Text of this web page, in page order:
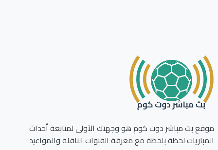
بث مباشر دوت كوم هو وجهتك الأولى لمتابعة أحداث
لحظة بلحظة مع معرفة القنوات الناقلة والمواعيد